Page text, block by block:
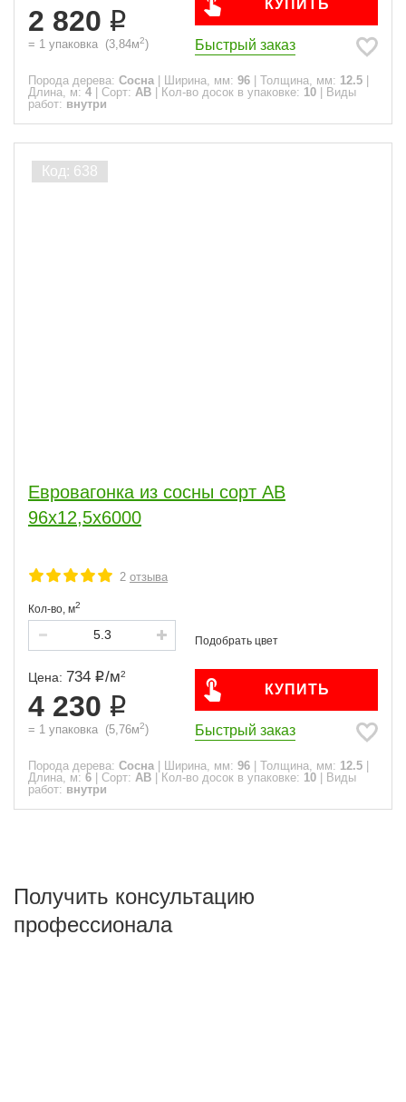
2 820
= 1 упаковка (3,84м2)
КУПИТЬ
Быстрый заказ
Порода дерева: Сосна Ширина, мм: 96 Толщина, мм: 12.5
Длина, м: 4 Сорт: АВ Кол-во досок в упаковке: 10
Виды
работ: внутри
Евровагонка из сосны сорт АВ
96x12,5x6000
2 отзыва
Кол-во, м2
Цена: 734 /м2
4 230
= 1 упаковка (5,76м2)
КУПИТЬ
Быстрый заказ
Порода дерева: Сосна Ширина, мм: 96 Толщина, мм: 12.5
Длина, м: 6 Сорт: АВ Кол-во досок в упаковке: 10
Виды
работ: внутри
Получить консультацию
профессионала